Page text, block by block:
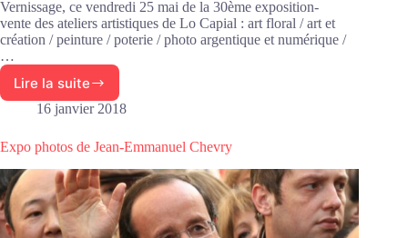
Vernissage, ce vendredi 25 mai de la 30ème exposition-
vente des ateliers artistiques de Lo Capial : art floral / art et
création / peinture / poterie / photo argentique et numérique /
…
Lire la suiteVernissage
de
30ème
vente
des
ateliers
artistiques
16 janvier 2018
Expo photos de Jean-Emmanuel Chevry